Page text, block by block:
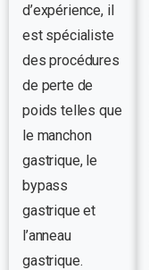
d’expérience, il
est spécialiste
des procédures
de perte de
poids telles que
le manchon
gastrique, le
bypass
gastrique et
l’anneau
gastrique.